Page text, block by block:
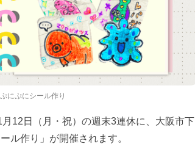
にぷにシール作り
12日（月・祝）の週末3連休に、大阪市下
ル作り」が開催されます。